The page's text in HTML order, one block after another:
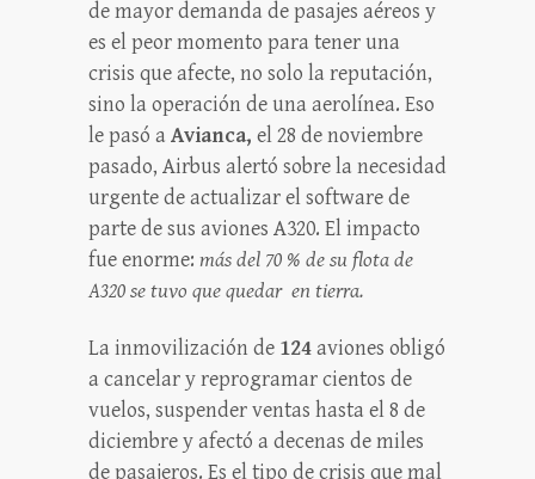
de mayor demanda de pasajes aéreos y
es el peor momento para tener una
crisis que afecte, no solo la reputación,
sino la operación de una aerolínea. Eso
le pasó a Avianca, el 28 de noviembre
pasado, Airbus alertó sobre la necesidad
urgente de actualizar el software de
parte de sus aviones A320. El impacto
fue enorme: más del 70 % de su flota de
A320 se tuvo que quedar en tierra.
La inmovilización de 124aviones obligó
a cancelar y reprogramar cientos de
vuelos, suspender ventas hasta el 8 de
diciembre y afectó a decenas de miles
de pasajeros. Es el tipo de crisis que mal